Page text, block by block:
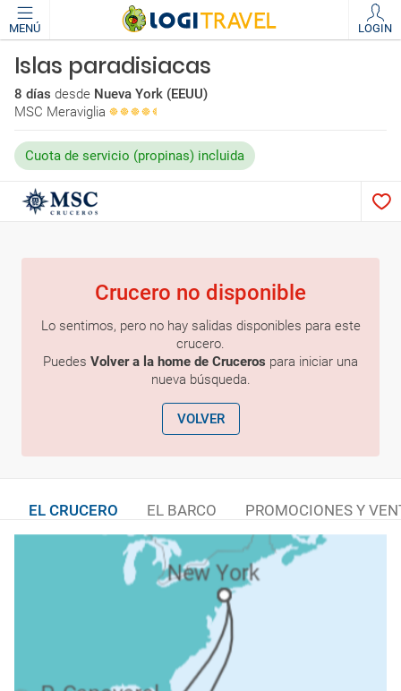
MENÚ LOGIN
Islas paradisiacas
8 días desde Nueva York (EEUU)
MSC Meraviglia
Cuota de servicio (propinas) incluida
Crucero no disponible
Lo sentimos, pero no hay salidas disponibles para este
crucero.
Puedes Volver a la home de Cruceros para iniciar una
nueva búsqueda.
VOLVER
EL CRUCERO EL BARCO PROMOCIONES Y